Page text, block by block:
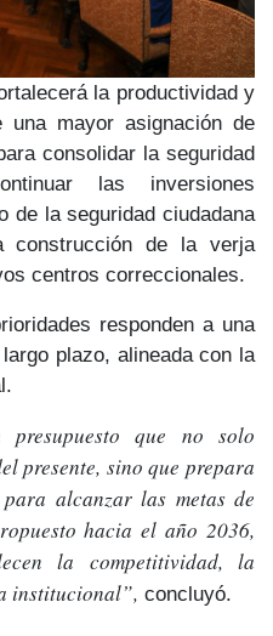
la productividad y
una mayor asignación de
consolidar la seguridad
las inversiones
de la seguridad ciudadana
construcción de la verja
centros correccionales.
responden a una
plazo, alineada con la
presupuesto que no solo
presente, sino que prepara
alcanzar las metas de
hacia el año 2036,
la competitividad, la
institucional”, concluyó.